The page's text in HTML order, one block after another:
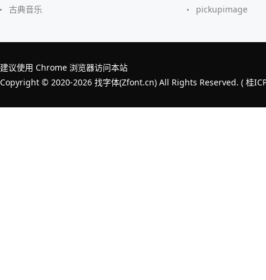
古典音乐
pickupimage
建议使用 Chrome 浏览器访问本站
Copyright © 2020-2026 找字体(Zfont.cn) All Rights Reserved. ( 桂